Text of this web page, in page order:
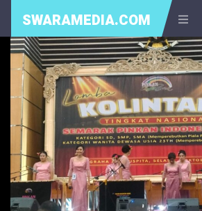
SWARAMEDIA.COM